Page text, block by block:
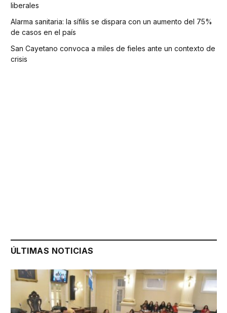
liberales
Alarma sanitaria: la sífilis se dispara con un aumento del 75%
de casos en el país
San Cayetano convoca a miles de fieles ante un contexto de
crisis
ÚLTIMAS NOTICIAS